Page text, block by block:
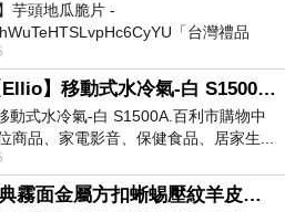
芋頭地瓜脆片 -
「台灣禮品
台...
[情報]【Ellio】移動式水冷氣-白 S1500A.【現買現省】
動式水冷氣-白 S1500A.百利市購物中
商品、家電影音、保健食品、居家生...
【SM】台灣製全真皮-經典霧面金屬方扣蜥蜴壓紋羊皮跟鞋-可可色【先睹為快】